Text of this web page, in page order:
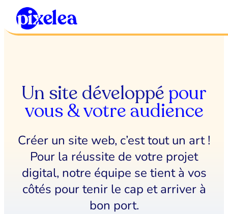
Aller
contenu
Un site développé pour
vous & votre audience
Créer un site web, c’est tout un art !
Pour la réussite de votre projet
digital, notre équipe se tient à vos
côtés pour tenir le cap et arriver à
bon port.